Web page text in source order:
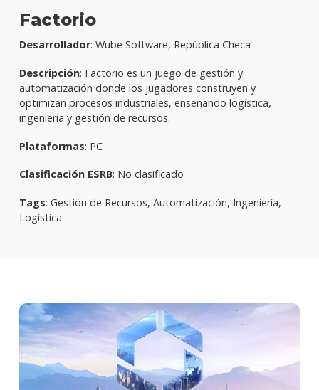
Factorio
Desarrollador: Wube Software, República Checa
Descripción: Factorio es un juego de gestión y
automatización donde los jugadores construyen y
optimizan procesos industriales, enseñando logística,
ingeniería y gestión de recursos.
Plataformas: PC
Clasificación ESRB: No clasificado
Tags: Gestión de Recursos, Automatización, Ingeniería,
Logística